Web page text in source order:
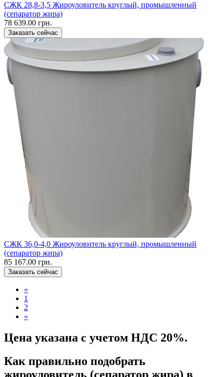
CЖК 28,8-3,5 Жироуловитель круглый, промышленный
(сепаратор жира)
78 639.00 грн.
Заказать сейчас
CЖК 36,0-4,0 Жироуловитель круглый, промышленный
(сепаратор жира)
85 167.00 грн.
Заказать сейчас
«
1
2
»
Цена указана с учетом НДС 20%.
Как правильно подобрать